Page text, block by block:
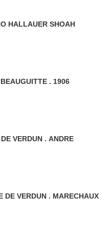
VERDUN . SOMMEDIEUE . BENNO HALLAUER SHOAH
ALBERT SARRAUT . ET ANDRE BEAUGUITTE . 1906
SCHLEITER . FRANCOIS . MAIRE DE VERDUN . MARECHAUX